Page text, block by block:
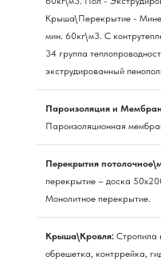
Крыша\Перекрытие -
мин. 60кг\м3. С
34 группа
экструдированный
Пароизоляция и
Пароизоляционная
Перекрытия
перекрытие – доска
Монолитное перекрытие.
Крыша\Кровля: Стропила
обрешетка, контррейка,